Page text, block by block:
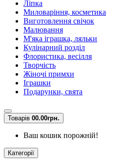
Ліпка
Миловаріння, косметика
Виготовлення свічок
Малювання
М'яка іграшка, ляльки
Кулінарний розділ
Флористика, весілля
Творчість
Жіночі примхи
Іграшки
Подарунки, свята
Товарів 00.00грн.
Ваш кошик порожній!
Категорії